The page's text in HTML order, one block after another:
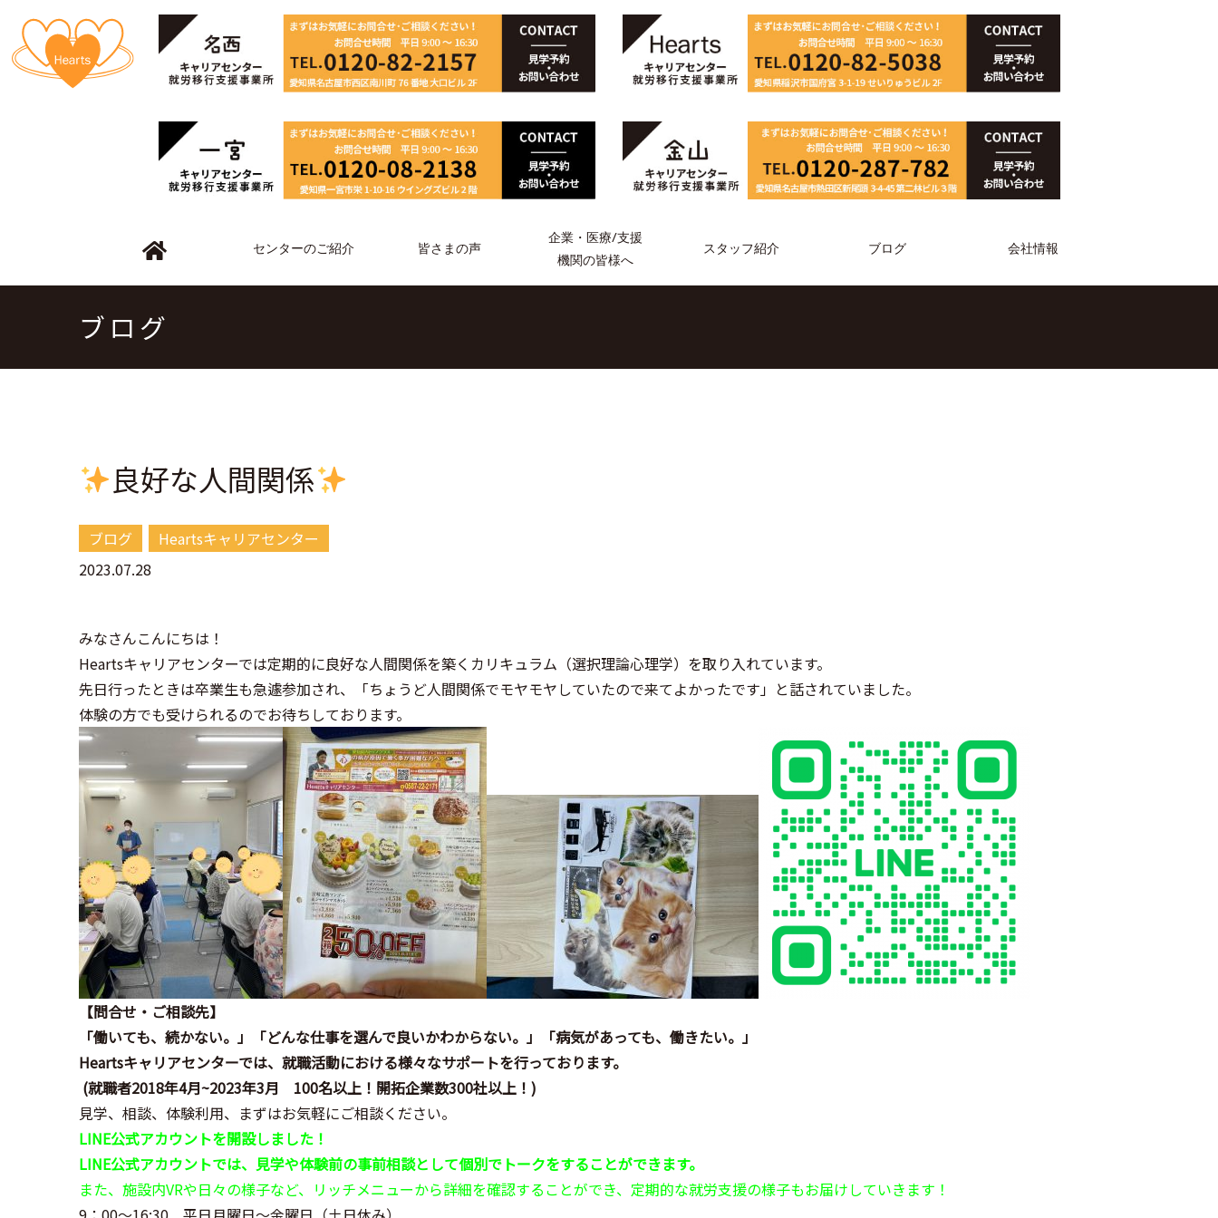
センターのご紹介 皆さまの声
企業・医療/支援
機関の皆様へ
スタッフ紹介 ブログ 会社情報
ブログ
良好な人間関係
ブログ
Heartsキャリアセンター
2023.07.28
みなさんこんにちは！
Heartsキャリアセンターでは定期的に良好な人間関係を築くカリキュラム（選択理論心理学）を取り入れています。
先日行ったときは卒業生も急遽参加され、「ちょうど人間関係でモヤモヤしていたので来てよかったです」と話されていました。
体験の方でも受けられるのでお待ちしております。
【問合せ・ご相談先】
「働いても、続かない。」「どんな仕事を選んで良いかわからない。」「病気があっても、働きたい。」
Heartsキャリアセンターでは、就職活動における様々なサポートを行っております。
(就職者2018年4月~2023年3月 100名以上！開拓企業数300社以上！ )
見学、相談、体験利用、まずはお気軽にご相談ください。
LINE公式アカウントを開設しました！
LINE公式アカウントでは、見学や体験前の事前相談として個別でトークをすることができます。
また、施設内VRや日々の様子など、リッチメニューから詳細を確認することができ、定期的な就労支援の様子もお届けしていきます！